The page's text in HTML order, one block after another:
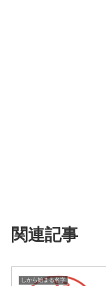
関連記事
しから始まる名字